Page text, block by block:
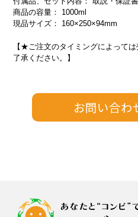
商品の容量： 1000ml
現品サイズ： 160×250×94mm
【★ご注文のタイミングによって
了承ください。】